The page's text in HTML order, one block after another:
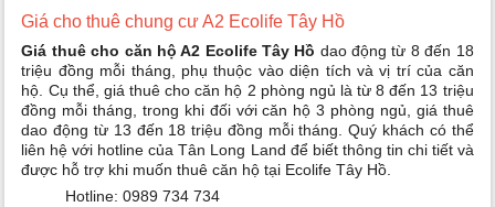
Giá cho thuê chung cư A2 Ecolife Tây Hồ
Giá thuê cho căn hộ A2 Ecolife Tây Hồ dao động từ 8 đến 18
triệu đồng mỗi tháng, phụ thuộc vào diện tích và vị trí của căn
hộ. Cụ thể, giá thuê cho căn hộ 2 phòng ngủ là từ 8 đến 13 triệu
đồng mỗi tháng, trong khi đối với căn hộ 3 phòng ngủ, giá thuê
dao động từ 13 đến 18 triệu đồng mỗi tháng. Quý khách có thể
liên hệ với hotline của Tân Long Land để biết thông tin chi tiết và
được hỗ trợ khi muốn thuê căn hộ tại Ecolife Tây Hồ.
Hotline: 0989 734 734